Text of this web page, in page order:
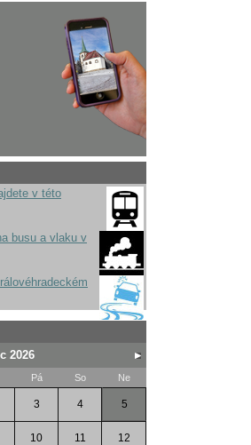
v této
busu a vlaku v
2026
Pá So Ne
3 4 5
10 11 12